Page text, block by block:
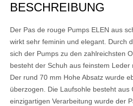
BESCHREIBUNG
Der Pas de rouge Pumps ELEN aus
wirkt sehr feminin und elegant. Durch
sich der Pumps zu den zahlreichsten
besteht der Schuh aus feinstem Leder
Der rund 70 mm Hohe Absatz wurde
überzogen. Die Laufsohle besteht aus
einzigartigen Verarbeitung wurde der